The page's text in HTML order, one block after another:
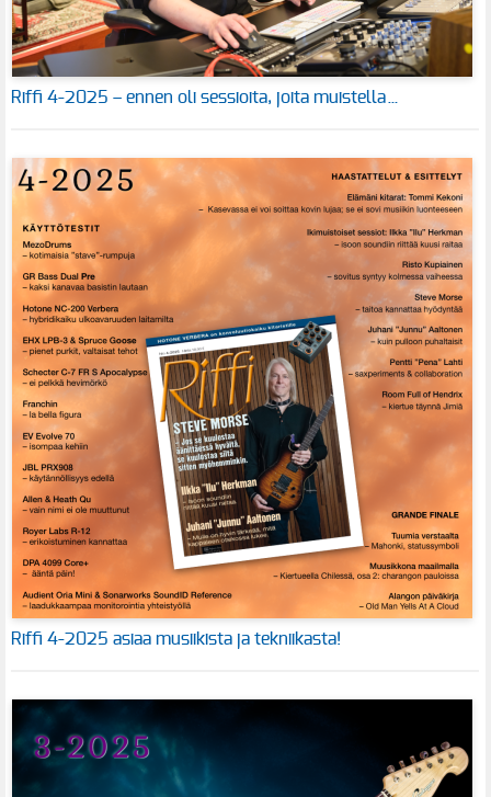
Riffi 4-2025 – ennen oli sessioita, joita muistella…
Riffi 4-2025 asiaa musiikista ja tekniikasta!